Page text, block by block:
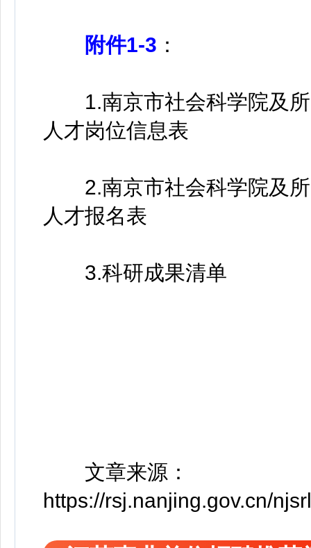
附件1-3 ：
1.南京市社会科学院及
人才岗位信息表
2.南京市社会科学院及所
人才报名表
3.科研成果清单
文章来源：
https://rsj.nanjing.gov.cn/